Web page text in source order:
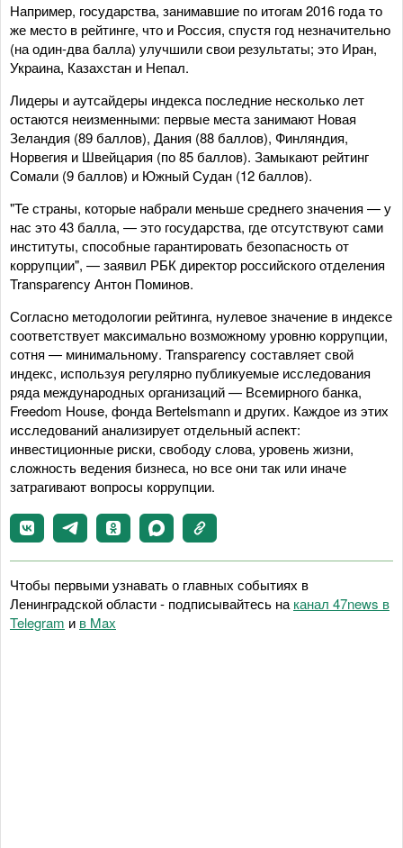
Например, государства, занимавшие по итогам 2016 года то
же место в рейтинге, что и Россия, спустя год незначительно
(на один-два балла) улучшили свои результаты; это Иран,
Украина, Казахстан и Непал.
Лидеры и аутсайдеры индекса последние несколько лет
остаются неизменными: первые места занимают Новая
Зеландия (89 баллов), Дания (88 баллов), Финляндия,
Норвегия и Швейцария (по 85 баллов). Замыкают рейтинг
Сомали (9 баллов) и Южный Судан (12 баллов).
"Те страны, которые набрали меньше среднего значения — у
нас это 43 балла, — это государства, где отсутствуют сами
институты, способные гарантировать безопасность от
коррупции", — заявил РБК директор российского отделения
Transparenсy Антон Поминов.
Согласно методологии рейтинга, нулевое значение в индексе
соответствует максимально возможному уровню коррупции,
сотня — минимальному. Transparency составляет свой
индекс, используя регулярно публикуемые исследования
ряда международных организаций — Всемирного банка,
Freedom House, фонда Bertelsmann и других. Каждое из этих
исследований анализирует отдельный аспект:
инвестиционные риски, свободу слова, уровень жизни,
сложность ведения бизнеса, но все они так или иначе
затрагивают вопросы коррупции.
Чтобы первыми узнавать о главных событиях в
Ленинградской области - подписывайтесь на канал 47news в
Telegram и в Maх